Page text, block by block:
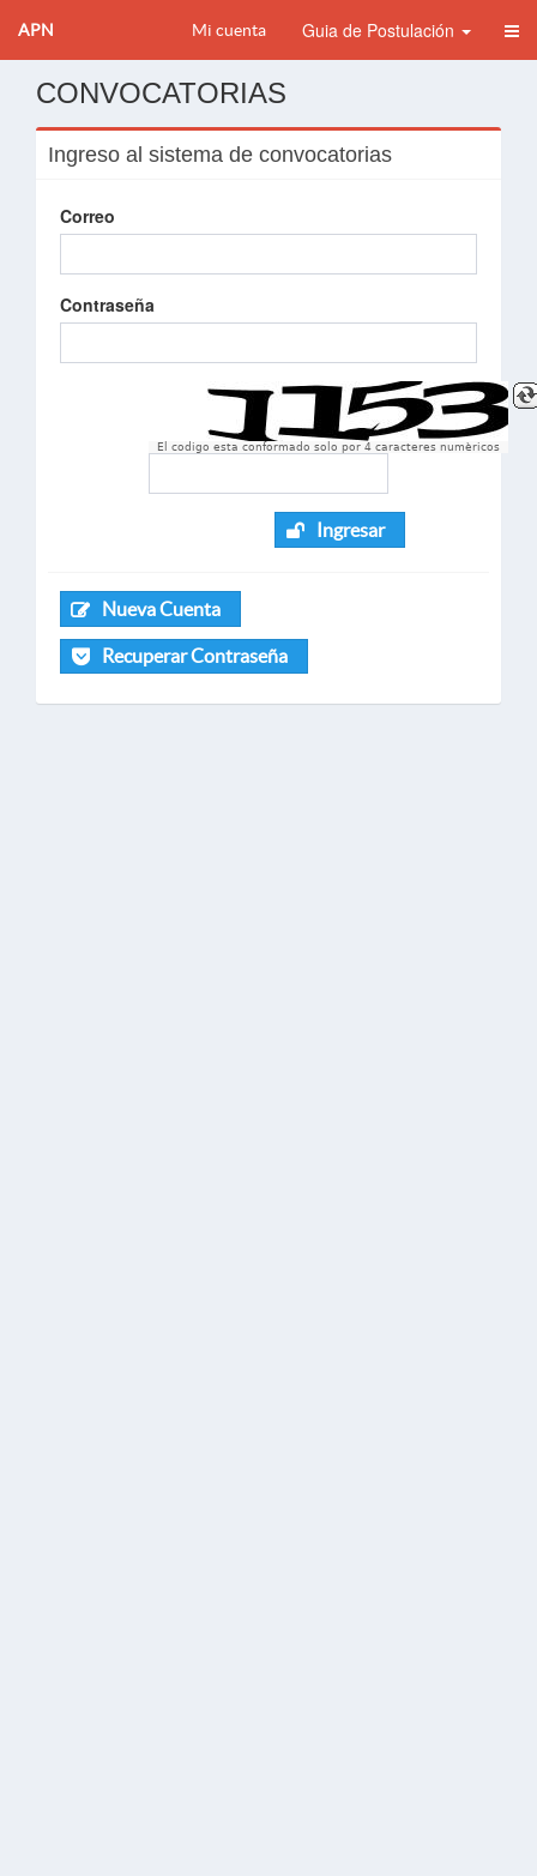
APN Mi cuenta Guia de Postulación
CONVOCATORIAS
Ingreso al sistema de convocatorias
Correo
Contraseña
El codigo esta conformado solo por 4 caracteres numèricos
Ingresar
Nueva Cuenta
Recuperar Contraseña